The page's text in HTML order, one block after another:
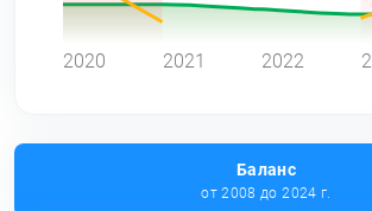
2020 2021 2022
Баланс
от 2008 до 2024 г.